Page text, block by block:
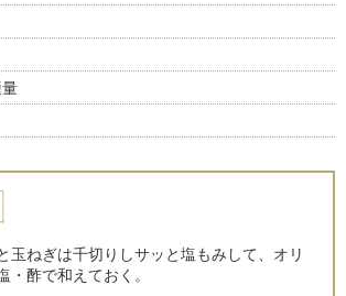
玉ねぎは千切りしサッと塩もみして、オリ
・酢で和えておく。